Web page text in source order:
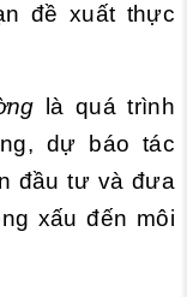
đề xuất thực
là quá trình
dự báo tác
đầu tư và đưa
xấu đến môi